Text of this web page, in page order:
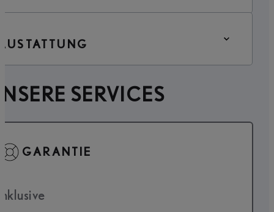
SERVICES
GARANTIE